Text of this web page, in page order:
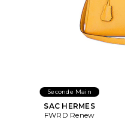
Seconde Main
SAC HERMES
FWRD Renew